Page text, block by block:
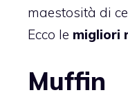
maestosità di
Ecco le migliori
Muffin